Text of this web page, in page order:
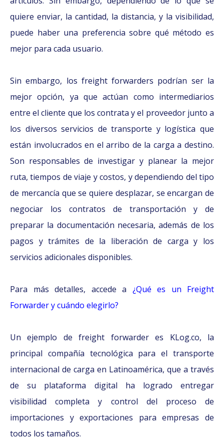
quiere enviar, la cantidad, la distancia, y la visibilidad,
puede haber una preferencia sobre qué método es
mejor para cada usuario.
Sin embargo, los freight forwarders podrían ser la
mejor opción, ya que actúan como intermediarios
entre el cliente que los contrata y el proveedor junto a
los diversos servicios de transporte y logística que
están involucrados en el arribo de la carga a destino.
Son responsables de investigar y planear la mejor
ruta, tiempos de viaje y costos, y dependiendo del tipo
de mercancía que se quiere desplazar, se encargan de
negociar los contratos de transportación y de
preparar la documentación necesaria, además de los
pagos y trámites de la liberación de carga y los
servicios adicionales disponibles.
Para más detalles, accede a ¿Qué es un Freight
Forwarder y cuándo elegirlo?
Un ejemplo de freight forwarder es KLog.co, la
principal compañía tecnológica para el transporte
internacional de carga en Latinoamérica, que a través
de su plataforma digital ha logrado entregar
visibilidad completa y control del proceso de
importaciones y exportaciones para empresas de
todos los tamaños.